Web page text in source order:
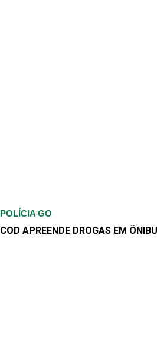
POLÍCIA GO
COD APREENDE DROGAS EM